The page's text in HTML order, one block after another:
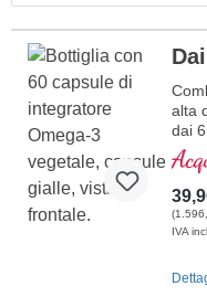
alta
dai
20
IVA